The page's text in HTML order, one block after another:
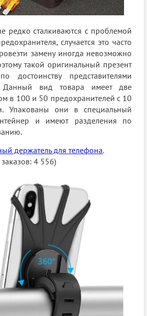
редко сталкиваются с проблемой
случается это часто
замену иногда невозможно
такой оригинальный презент
достоинству представителями
Данный вид товара имеет две
в 100 и 50 предохранителей с 10
Упакованы они в специальный
и имеют разделения по
держатель для телефона.
4 556)